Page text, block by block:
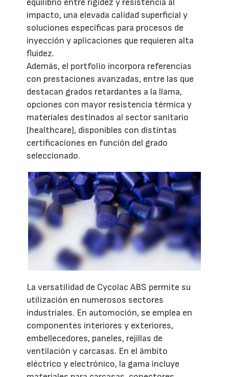
impacto, una elevada calidad superficial y
soluciones específicas para procesos de
inyección y aplicaciones que requieren alta
fluidez.
Además, el portfolio incorpora referencias
con prestaciones avanzadas, entre las que
destacan grados retardantes a la llama,
opciones con mayor resistencia térmica y
materiales destinados al sector sanitario
(healthcare), disponibles con distintas
certificaciones en función del grado
seleccionado.
La versatilidad de Cycolac ABS permite su
utilización en numerosos sectores
industriales. En automoción, se emplea en
componentes interiores y exteriores,
embellecedores, paneles, rejillas de
ventilación y carcasas. En el ámbito
eléctrico y electrónico, la gama incluye